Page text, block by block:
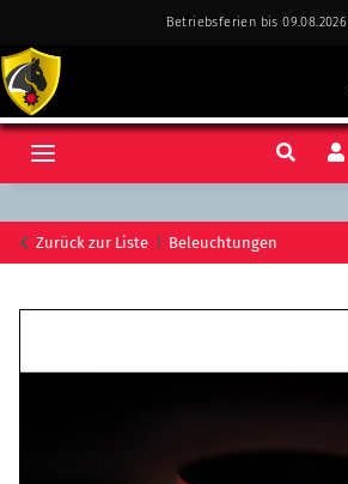
Betriebsferien bis 09.08.2026
Zurück zur Liste Beleuchtungen